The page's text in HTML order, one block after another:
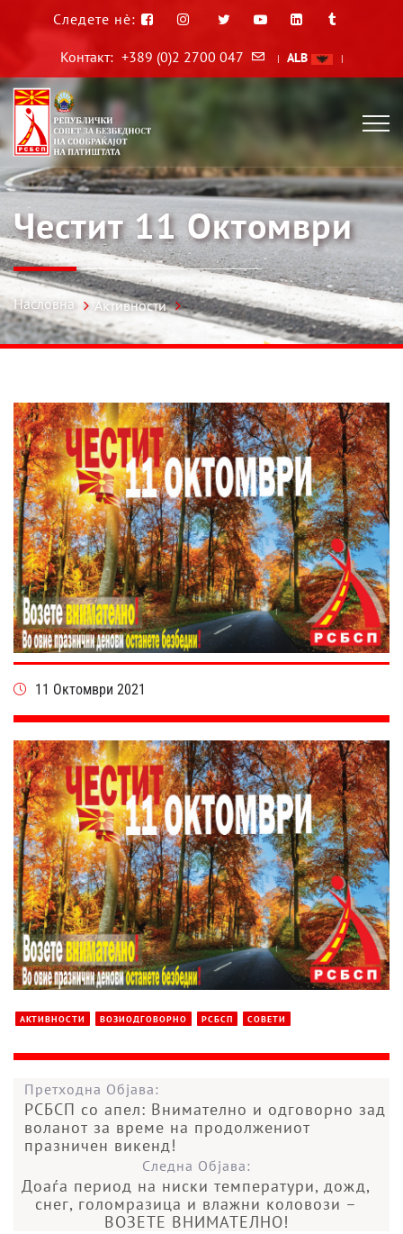
Следете нè:
Контакт: +389 (0)2 2700 047 | ALB |
Честит 11 Октомври
Насловна Активности
11 Октомври 2021
АКТИВНОСТИ ВОЗИОДГОВОРНО РСБСП СОВЕТИ
Претходна Објава:
РСБСП со апел: Внимателно и одговорно зад
воланот за време на продолжениот
празничен викенд!
Следна Објава:
Доаѓа период на ниски температури, дожд,
снег, голомразица и влажни коловози –
ВОЗЕТЕ ВНИМАТЕЛНО!